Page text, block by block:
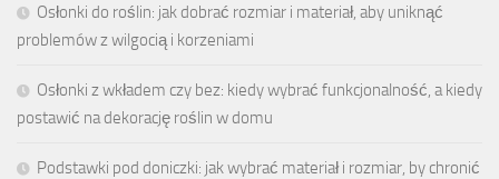
Osłonki do roślin: jak dobrać rozmiar i materiał, aby uniknąć
problemów z wilgocią i korzeniami
Osłonki z wkładem czy bez: kiedy wybrać funkcjonalność, a kiedy
postawić na dekorację roślin w domu
Podstawki pod doniczki: jak wybrać materiał i rozmiar, by chronić